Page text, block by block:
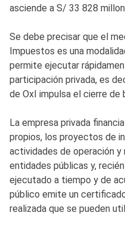
asciende a S/ 33 828
Se debe precisar que el
Impuestos es una
permite ejecutar
participación privada, es
de OxI impulsa el cierre
La empresa privada
propios, los proyectos de
actividades de operación
entidades públicas y,
ejecutado a tiempo y de
público emite un
realizada que se pueden